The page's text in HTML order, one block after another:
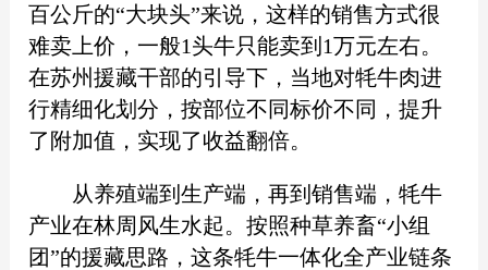
百公斤的“大块头”来说，这样的销售方式很
难卖上价，一般1头牛只能卖到1万元左右。
在苏州援藏干部的引导下，当地对牦牛肉进
行精细化划分，按部位不同标价不同，提升
了附加值，实现了收益翻倍。
从养殖端到生产端，再到销售端，牦牛
产业在林周风生水起。按照种草养畜“小组
团”的援藏思路，这条牦牛一体化全产业链条